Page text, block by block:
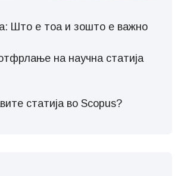
Што е тоа и зошто е важно
на научна статија
статија во Scopus?